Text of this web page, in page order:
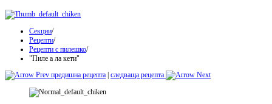
Секции/
Рецепти/
Рецепти с пилешко/
"Пиле а ла кети"
предишна рецепта следваща рецепта